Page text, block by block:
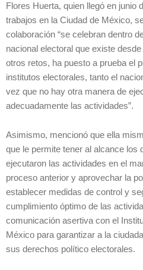
Flores Huerta, quien llegó en junio
trabajos en la Ciudad de México,
colaboración “se celebran dentro
nacional electoral que existe
otros retos, ha puesto a prueba el
institutos electorales, tanto el
vez que no hay otra manera de
adecuadamente las actividades”.
Asimismo, mencionó que ella
que le permite tener al alcance los
ejecutaron las actividades en el
proceso anterior y aprovechar la
establecer medidas de control y
cumplimiento óptimo de las
comunicación asertiva con el
México para garantizar a la
sus derechos político electorales.